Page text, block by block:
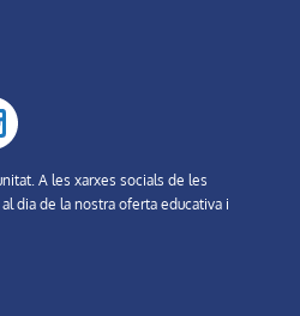
A les xarxes socials de les
dia de la nostra oferta educativa i